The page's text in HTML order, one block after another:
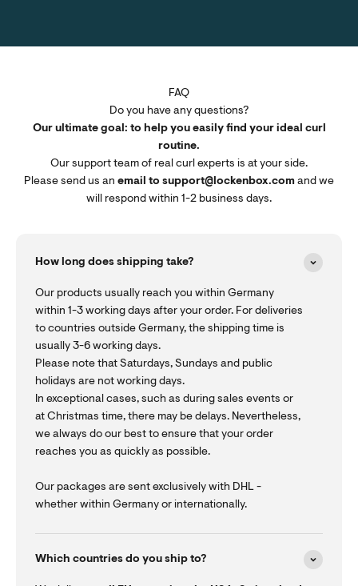
FAQ
Do you have any questions?
Our ultimate goal: to help you easily find your ideal curl
routine.
Our support team of real curl experts is at your side.
Please send us an email to support@lockenbox.com and we
will respond within 1-2 business days.
How long does shipping take?
Our products usually reach you within Germany
within 1-3 working days after your order. For deliveries
to countries outside Germany, the shipping time is
usually 3-6 working days.
Please note that Saturdays, Sundays and public
holidays are not working days.
In exceptional cases, such as during sales events or
at Christmas time, there may be delays. Nevertheless,
we always do our best to ensure that your order
reaches you as quickly as possible.
Our packages are sent exclusively with DHL -
whether within Germany or internationally.
Which countries do you ship to?